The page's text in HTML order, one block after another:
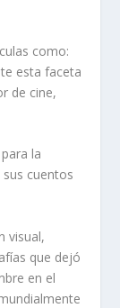
como:
esta faceta
de cine,
la
cuentos
visual,
que dejó
en el